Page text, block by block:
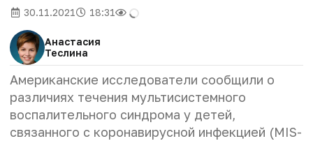
30.11.2021 18:31
Анастасия
Теслина
Американские исследователи сообщили о
различиях течения мультисистемного
воспалительного синдрома у детей,
связанного с коронавирусной инфекцией (MIS-